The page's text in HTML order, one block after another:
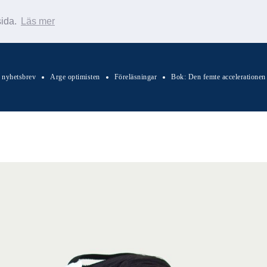
Läs mer
Arge optimisten Föreläsningar Bok: Den femte accelerationen